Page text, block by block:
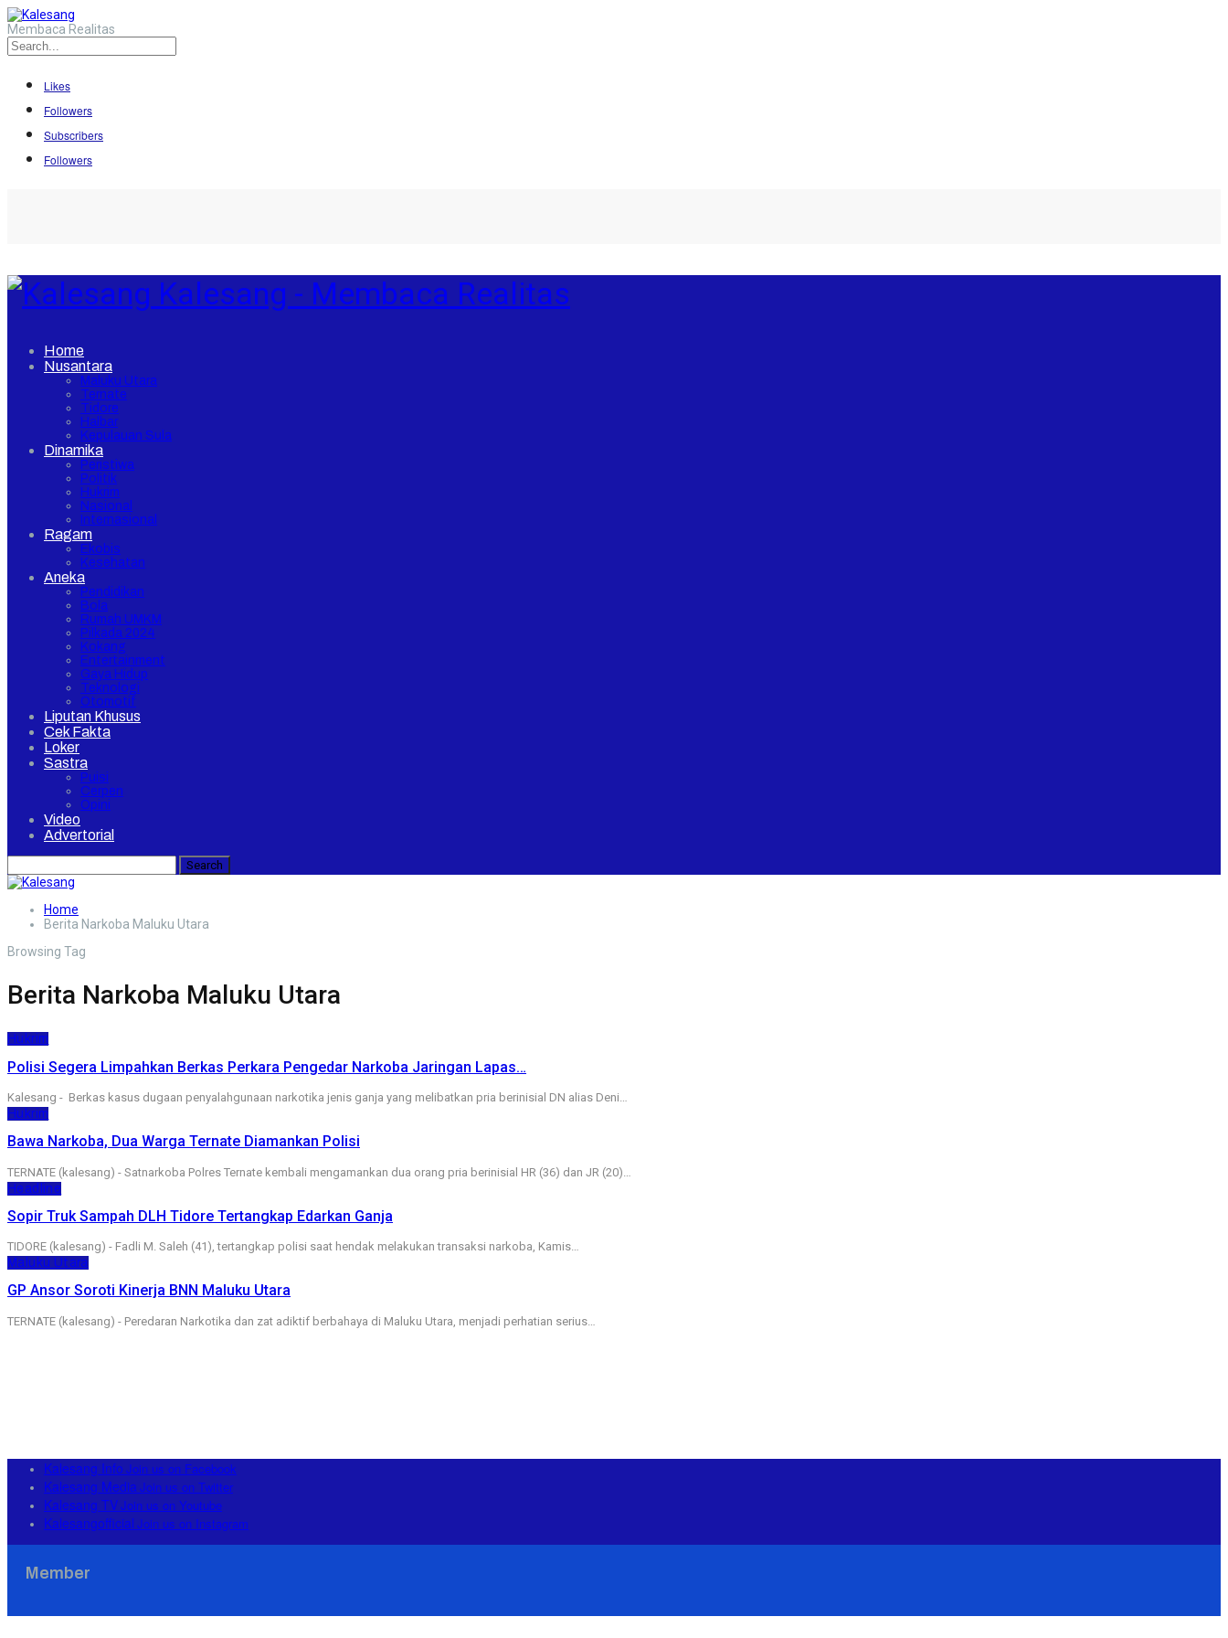
Membaca Realitas
Likes
Followers
Subscribers
Followers
Kalesang - Membaca Realitas
Home
Nusantara
Maluku Utara
Ternate
Tidore
Halbar
Kepulauan Sula
Dinamika
Peristiwa
Politik
Hukrim
Nasional
Internasional
Ragam
Ekobis
Kesehatan
Aneka
Pendidikan
Bola
Rumah UMKM
Pilkada 2024
Kokang
Entertainment
Gaya Hidup
Teknologi
Otomotif
Liputan Khusus
Cek Fakta
Loker
Sastra
Puisi
Cerpen
Opini
Video
Advertorial
Home
Berita Narkoba Maluku Utara
Browsing Tag
Berita Narkoba Maluku Utara
Hukrim
Polisi Segera Limpahkan Berkas Perkara Pengedar Narkoba Jaringan Lapas…
Kalesang - Berkas kasus dugaan penyalahgunaan narkotika jenis ganja yang melibatkan pria berinisial DN alias Deni…
Hukrim
Bawa Narkoba, Dua Warga Ternate Diamankan Polisi
TERNATE (kalesang) - Satnarkoba Polres Ternate kembali mengamankan dua orang pria berinisial HR (36) dan JR (20)…
Headline
Sopir Truk Sampah DLH Tidore Tertangkap Edarkan Ganja
TIDORE (kalesang) - Fadli M. Saleh (41), tertangkap polisi saat hendak melakukan transaksi narkoba, Kamis…
Maluku Utara
GP Ansor Soroti Kinerja BNN Maluku Utara
TERNATE (kalesang) - Peredaran Narkotika dan zat adiktif berbahaya di Maluku Utara, menjadi perhatian serius…
Kalesang Info Join us on Facebook
Kalesang Media Join us on Twitter
Kalesang TVJoin us on Youtube
Kalesangofficial Join us on Instagram
Member